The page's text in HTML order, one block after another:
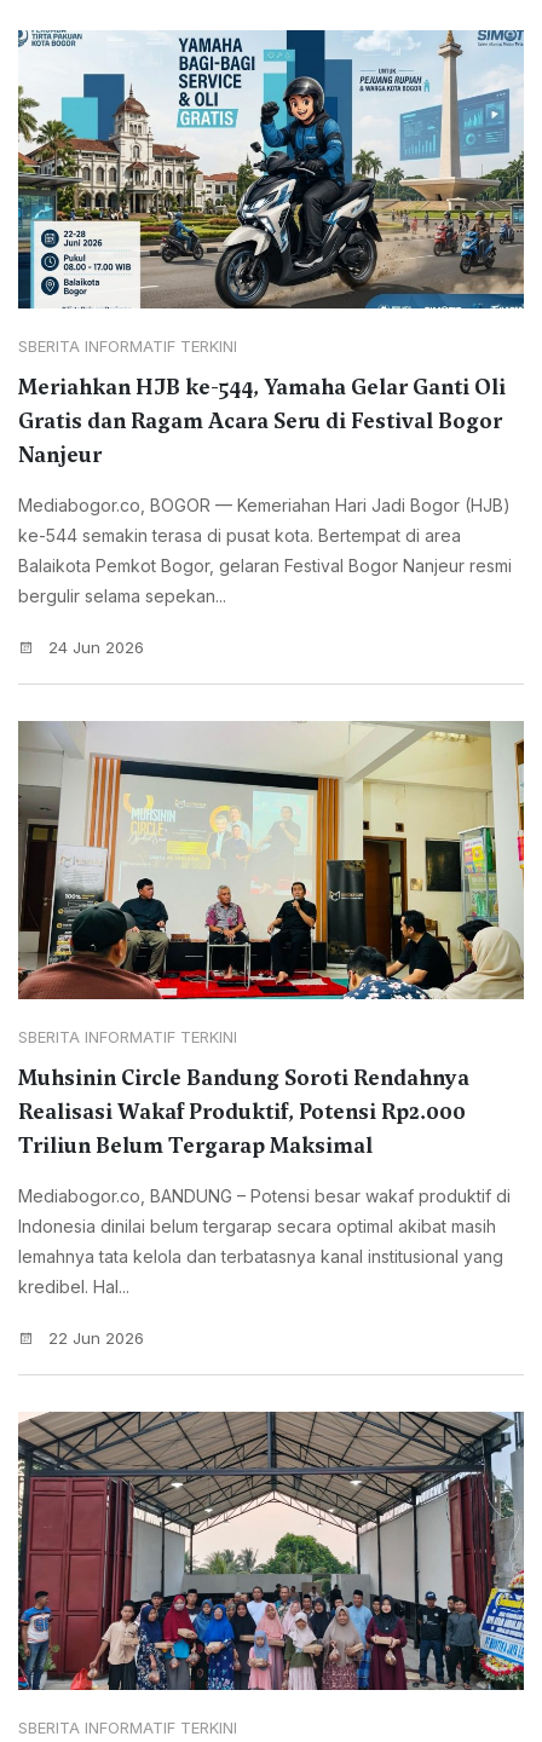
SBERITA INFORMATIF TERKINI
Meriahkan HJB ke-544, Yamaha Gelar Ganti Oli
Gratis dan Ragam Acara Seru di Festival Bogor
Nanjeur
Mediabogor.co, BOGOR — Kemeriahan Hari Jadi Bogor (HJB)
ke-544 semakin terasa di pusat kota. Bertempat di area
Balaikota Pemkot Bogor, gelaran Festival Bogor Nanjeur resmi
bergulir selama sepekan...
24 Jun 2026
SBERITA INFORMATIF TERKINI
Muhsinin Circle Bandung Soroti Rendahnya
Realisasi Wakaf Produktif, Potensi Rp2.000
Triliun Belum Tergarap Maksimal
Mediabogor.co, BANDUNG – Potensi besar wakaf produktif di
Indonesia dinilai belum tergarap secara optimal akibat masih
lemahnya tata kelola dan terbatasnya kanal institusional yang
kredibel. Hal...
22 Jun 2026
SBERITA INFORMATIF TERKINI